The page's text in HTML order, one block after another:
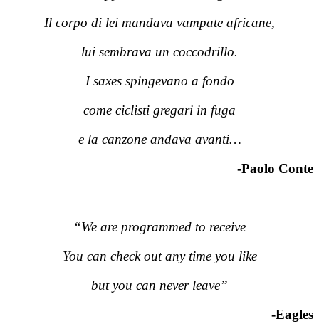
Il corpo di lei mandava vampate africane,
lui sembrava un coccodrillo.
I saxes spingevano a fondo
come ciclisti gregari in fuga
e la canzone andava avanti…
-Paolo Conte
“We are programmed to receive
You can check out any time you like
but you can never leave”
-Eagles